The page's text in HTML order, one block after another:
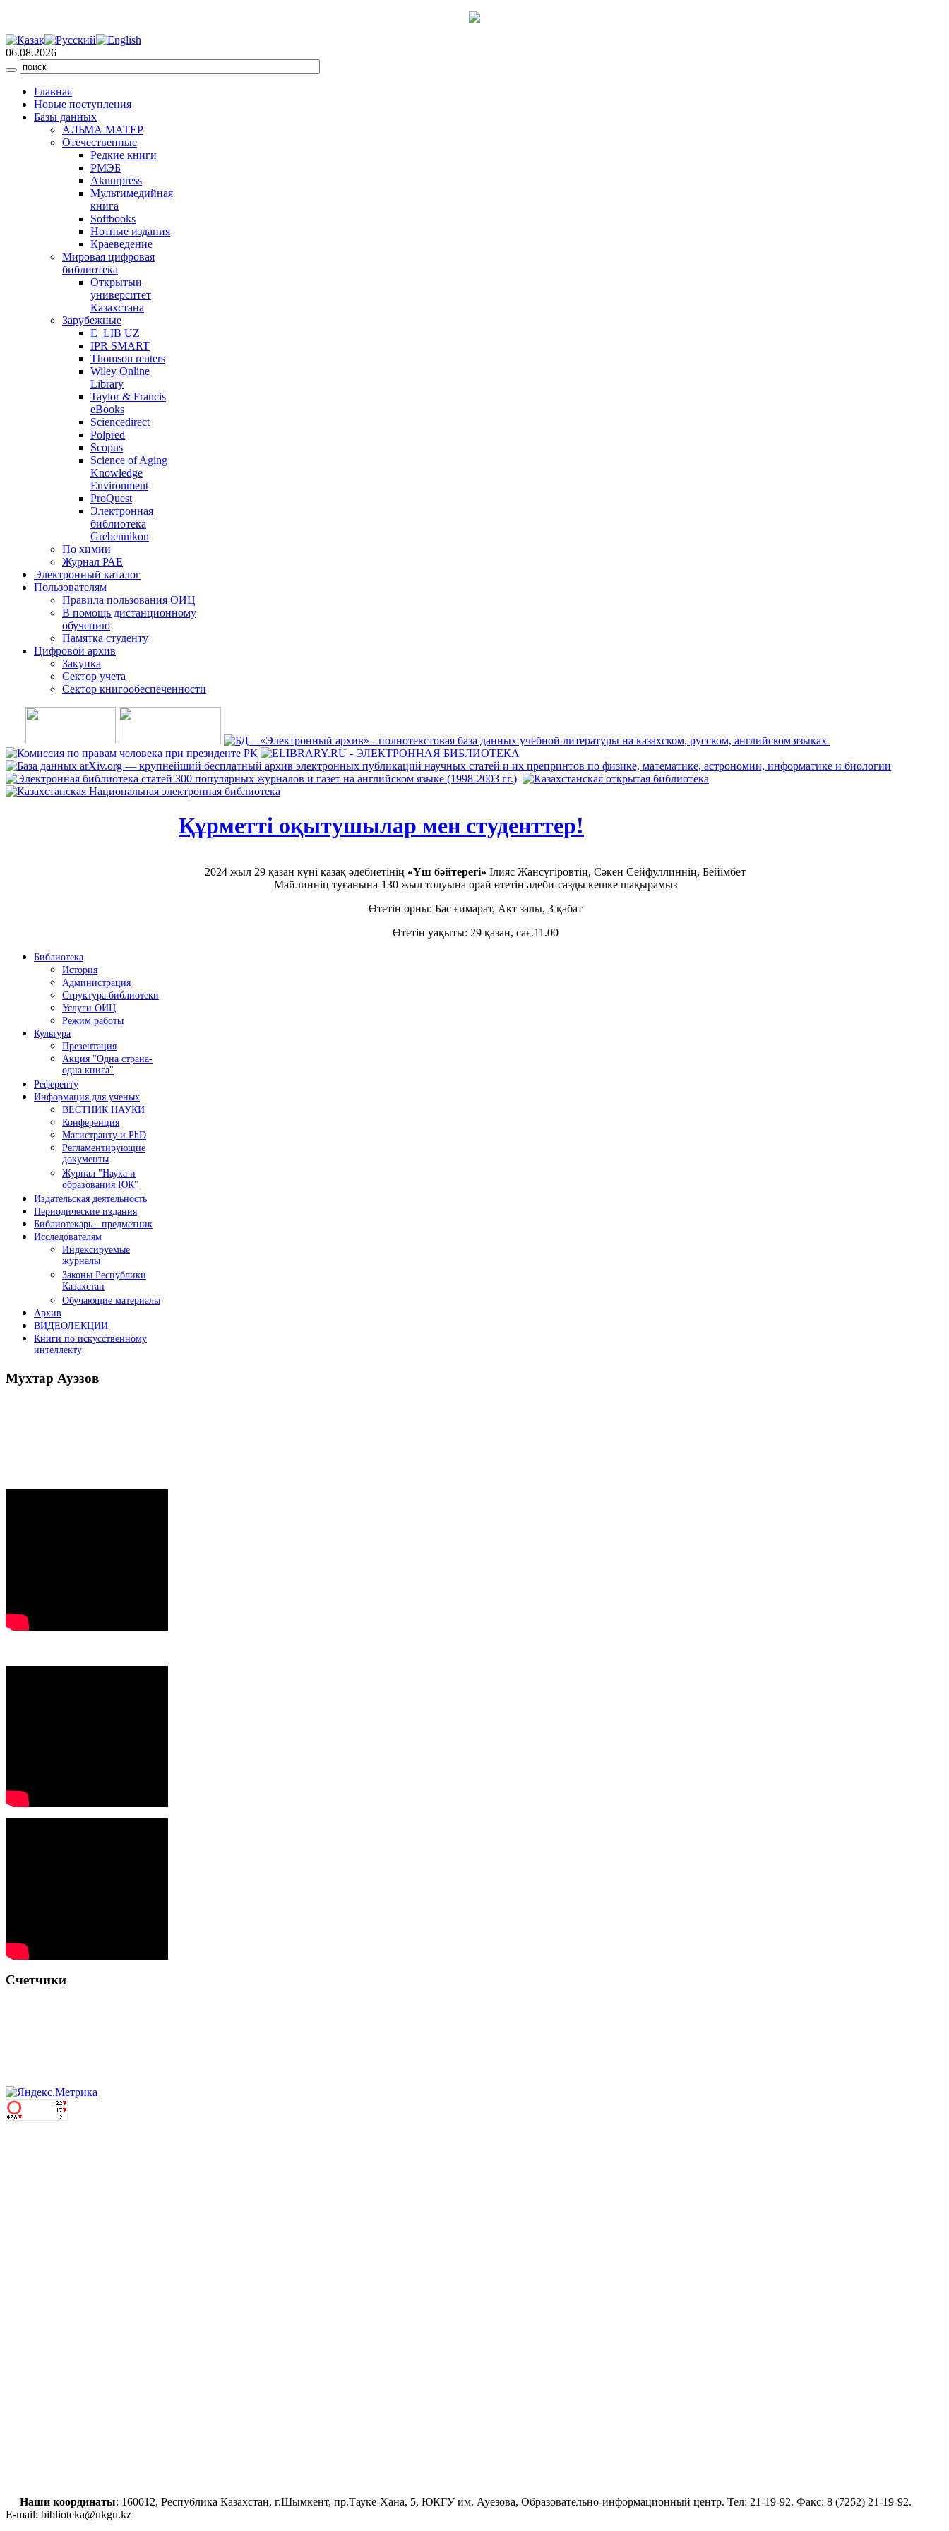
06.08.2026
Главная
Новые поступления
Базы данных
АЛЬМА МАТЕР
Отечественные
Редкие книги
РМЭБ
Аknurpress
Мультимедийная
книга
Softbooks
Нотные издания
Краеведение
Мировая цифровая
библиотека
Открытыи
университет
Казахстана
Зарубежные
E_LIB UZ
IPR SMART
Thomson reuters
Wiley Online
Library
Taylor & Francis
eBooks
Sciencedirect
Polpred
Scopus
Science of Aging
Knowledge
Environment
ProQuest
Электронная
библиотека
Grebennikon
По химии
Журнал РАЕ
Электронный каталог
Пользователям
Правила пользования ОИЦ
В помощь дистанционному
обучению
Памятка студенту
Цифровой архив
Закупка
Сектор учета
Сектор книгообеспеченности
Құрметті оқытушылар мен студенттер!
2024 жыл 29 қазан күні қазақ әдебиетінің «Үш бәйтерегі» Ілияс Жансүгіровтің, Сәкен Сейфуллиннің, Бейімбет
Майлиннің туғанына-130 жыл толуына орай өтетін әдеби-сазды кешке шақырамыз
Өтетін орны: Бас ғимарат, Акт залы, 3 қабат
Өтетін уақыты: 29 қазан, сағ.11.00
Библиотека
История
Администрация
Структура библиотеки
Услуги ОИЦ
Режим работы
Культура
Презентация
Акция "Одна страна-
одна книга"
Референту
Информация для ученых
ВЕСТНИК НАУКИ
Конференция
Магистранту и PhD
Регламентирующие
документы
Журнал "Наука и
образования ЮК"
Издательская деятельность
Периодические издания
Библиотекарь - предметник
Исследователям
Индексируемые
журналы
Законы Республики
Казахстан
Обучающие материалы
Архив
ВИДЕОЛЕКЦИИ
Книги по искусственному
интеллекту
Мухтар Ауэзов
Счетчики
Наши координаты: 160012, Республика Казахстан, г.Шымкент, пр.Тауке-Хана, 5, ЮКГУ им. Ауезова, Образовательно-информационный центр. Тел: 21-19-92. Факс: 8 (7252) 21-19-92.
E-mail: biblioteka@ukgu.kz